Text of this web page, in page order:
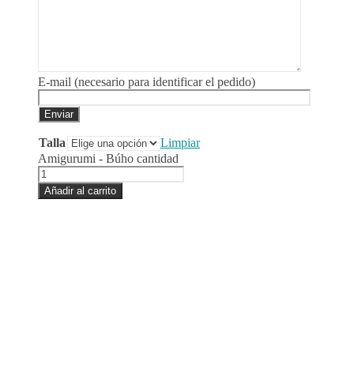
E-mail (necesario para identificar el pedido)
Talla
Limpiar
Amigurumi - Búho cantidad
Añadir al carrito